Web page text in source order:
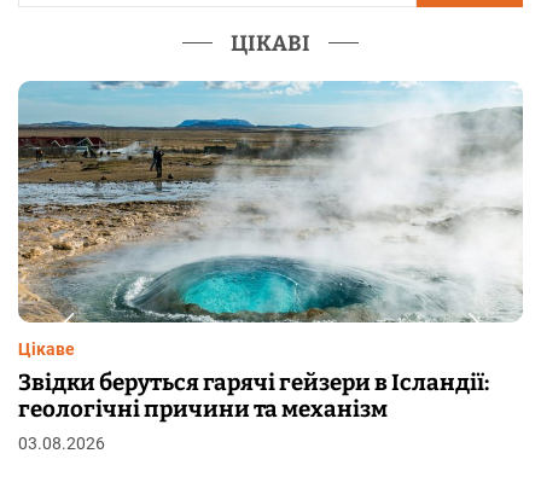
ЦІКАВІ
Цікаве
Чому від переляку з’являються мурашки на
шкірі: фізіологія пілоерекції
29.07.2026